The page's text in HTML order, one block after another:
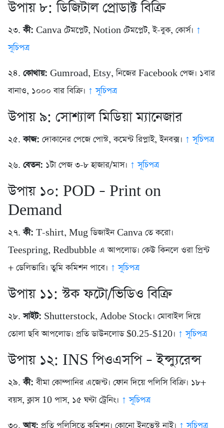
উপায় ৮: ডিজিটাল প্রোডাক্ট বিক্রি
২৩.কী: Canva টেমপ্লেট, Notion টেমপ্লেট, ই-বুক, কোর্স। ↑
সূচিপত্র
২৪. কোথায়: Gumroad, Etsy, নিজের Facebook পেজ। ১বার
বানাও, ১০০০ বার বিক্রি। ↑ সূচিপত্র
উপায় ৯: সোশ্যাল মিডিয়া ম্যানেজার
২৫.কাজ: দোকানের পেজে পোস্ট, কমেন্ট রিপ্লাই, ইনবক্স। ↑ সূচিপত্র
২৬. বেতন: ১টা পেজ ৩-৮ হাজার/মাস। ↑ সূচিপত্র
উপায় ১০: POD – Print on
Demand
২৭.কী: T-shirt, Mug ডিজাইন Canva তে করো।
Teespring, Redbubble এ আপলোড। কেউ কিনলে ওরা প্রিন্ট
+ ডেলিভারি। তুমি কমিশন পাবে। ↑ সূচিপত্র
উপায় ১১: স্টক ফটো/ভিডিও বিক্রি
২৮.সাইট: Shutterstock, Adobe Stock। মোবাইল দিয়ে
তোলা ছবি আপলোড। প্রতি ডাউনলোড $0.25-$120। ↑ সূচিপত্র
উপায় ১২: INS পিওএসপি – ইন্স্যুরেন্স
২৯.কী: বীমা কোম্পানির এজেন্ট। ফোন দিয়ে পলিসি বিক্রি। ১৮+
বয়স, ক্লাস 10 পাস, ১৫ ঘণ্টা ট্রেনিং। ↑ সূচিপত্র